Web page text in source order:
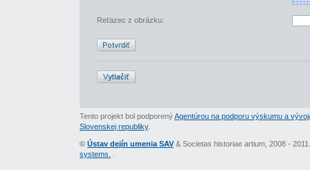
Reťazec z obrázku:
Tento projekt bol podporenýAgentúrou na podporu výskumu a
Slovenskej republiky.
© Ústav dejín umenia SAV & Societas historiae artium, 2008 -
systems.